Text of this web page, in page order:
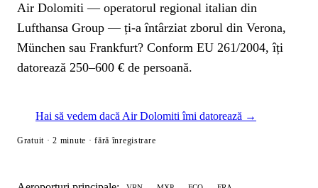
Air Dolomiti — operatorul regional italian din
Lufthansa Group — ți-a întârziat zborul din Verona,
München sau Frankfurt? Conform EU 261/2004, îți
datorează 250–600 € de persoană.
Hai să vedem dacă Air Dolomiti îmi datorează →
Gratuit · 2 minute · fără înregistrare